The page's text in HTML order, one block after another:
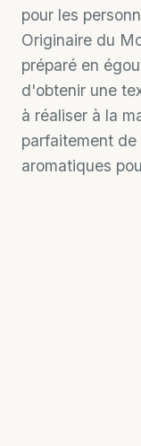
pour les
Originaire du
préparé en
d'obtenir une
à réaliser à la
parfaitement de
aromatiques